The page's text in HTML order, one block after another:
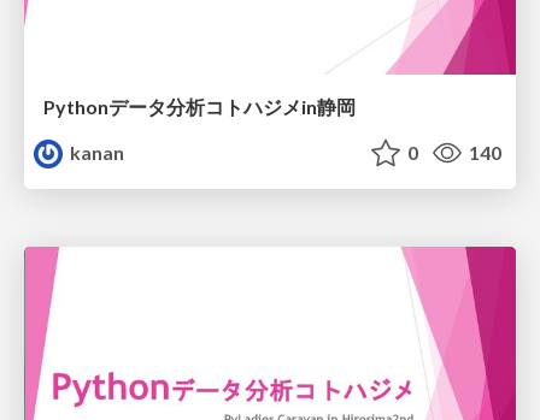
Pythonデータ分析コトハジメin静岡
kanan
0 140